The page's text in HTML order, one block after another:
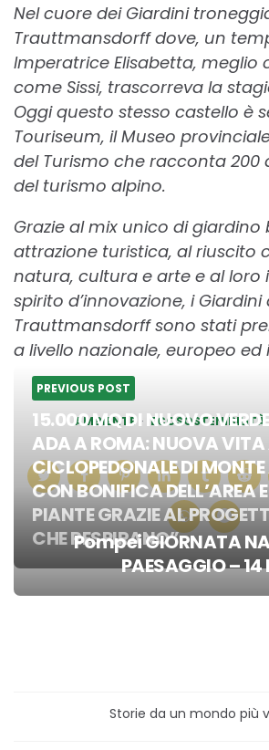
Nel cuore dei Giardini
Trauttmansdorff dove, un
Imperatrice Elisabetta, meglio
come Sissi, trascorreva la
Oggi questo stesso castello è
Touriseum, il Museo
del Turismo che racconta 200
del turismo alpino.
Grazie al mix unico di
attrazione turistica, al riuscito
natura, cultura e arte e al loro
spirito d’innovazione, i Giardini
Trauttmansdorff sono stati
a livello nazionale, europeo ed
AMBIENTE ECOSOSTENIBILITÀ
Post
navigation
PREVIOUS POST
15.000 MQ DI NUOVO
ADA A ROMA: NUOVA VITA
CICLOPEDONALE DI
CON BONIFICA DELL’AREA
PIANTE GRAZIE AL
CHE RESPIRANO”.
Pompei GIORNATA
PAESAGGIO –
Storie da un mondo più